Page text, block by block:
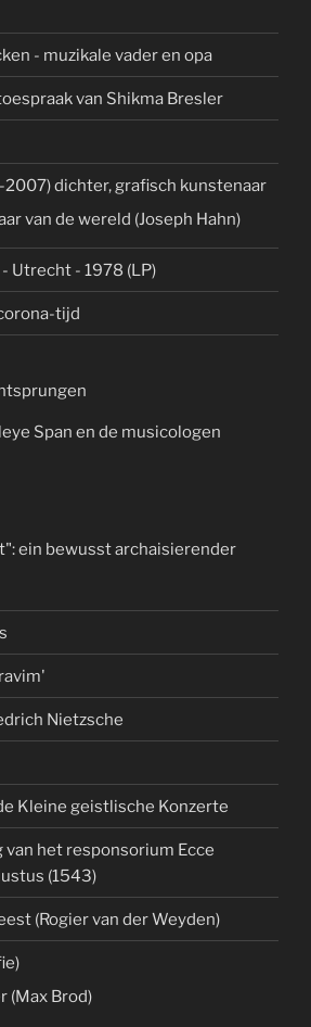
- muzikale vader en opa
van Shikma Bresler
2007) dichter, grafisch kunstenaar
van de wereld (Joseph Hahn)
Utrecht - 1978 (LP)
tijd
Span en de musicologen
ein bewusst archaisierender
Nietzsche
Kleine geistlische Konzerte
het responsorium Ecce
(1543)
(Rogier van der Weyden)
(Max Brod)